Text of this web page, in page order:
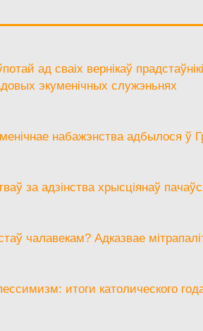
ад сваіх вернікаў
экуменічных служэньнях
набажэнства адбылося ў
за адзінства хрысціянаў
чалавекам? Адказвае
итоги католического